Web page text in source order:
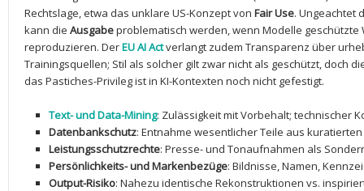
Rechtslage, etwa das unklare ‍US-Konzept von Fair Use. Ungeachtet
kann die Ausgabeproblematisch werden, wenn Modelle‍ geschützte
reproduzieren. DerEU AI Act⁢verlangt zudem Transparenz über
Trainingsquellen; Stil als solcher gilt zwar nicht als geschützt, doch
das Pastiches-Privileg ist in KI-Kontexten noch nicht gefestigt.
Text- und Data-Mining: Zulässigkeit mit Vorbehalt; technischer
Datenbankschutz: Entnahme wesentlicher Teile aus
Leistungsschutzrechte: Presse- und⁢ Tonaufnahmen als
Persönlichkeits- und Markenbezüge: ⁤Bildnisse, Namen,
Output-Risiko: Nahezu identische Rekonstruktionen vs.